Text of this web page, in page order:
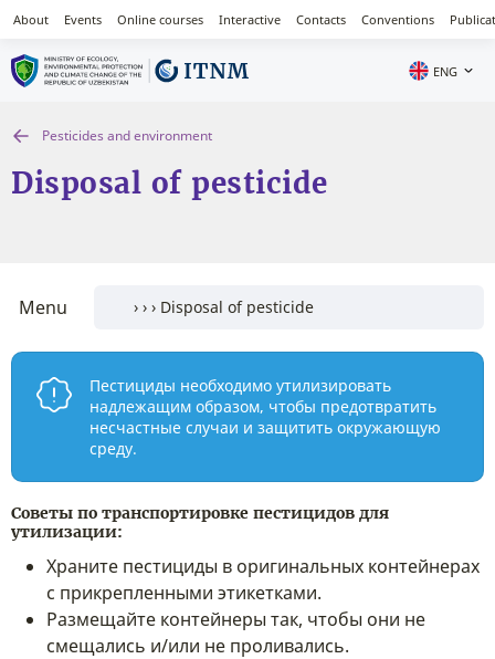
About Events Online courses Interactive Contacts Conventions
ENG
Pesticides and environment
Disposal of pesticide
Menu
Пестициды необходимо утилизировать
надлежащим образом, чтобы предотвратить
несчастные случаи и защитить окружающую
среду.
Советы по транспортировке пестицидов для
утилизации:
Храните пестициды в оригинальных контейнерах
с прикрепленными этикетками.
Размещайте контейнеры так, чтобы они не
смещались и/или не проливались.